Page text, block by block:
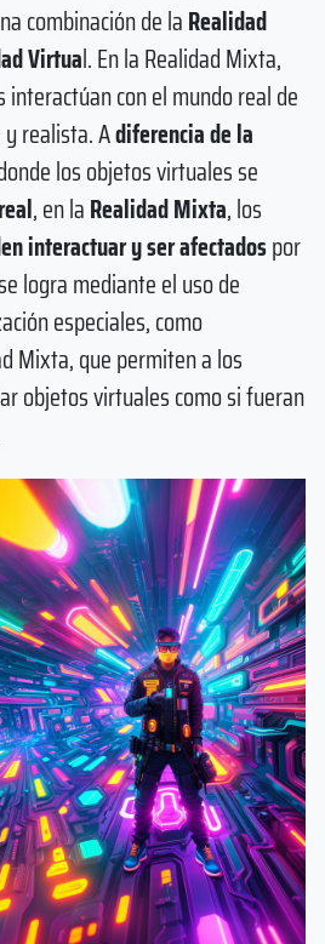
combinación de laRealidad
Virtual. En la Realidad Mixta,
con el mundo real de
realista. Adiferencia de la
los objetos virtuales se
, en laRealidad Mixta, los
interactuar y ser afectadospor
logra mediante el uso de
especiales, como
Mixta, que permiten a los
objetos virtuales como si fueran